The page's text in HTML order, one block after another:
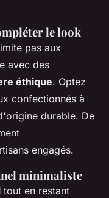
le look
pas aux
avec des
éthique. Optez
confectionnés à
durable. De
engagés.
minimaliste
tout en restant